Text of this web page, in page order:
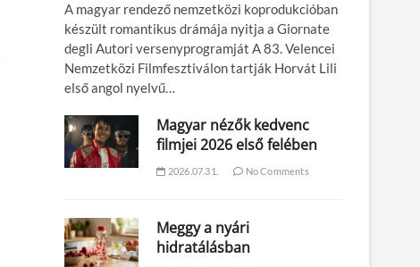
A magyar rendező nemzetközi koprodukcióban
készült romantikus drámája nyitja a Giornate
degli Autori versenyprogramját A 83. Velencei
Nemzetközi Filmfesztiválon tartják Horvát Lili
első angol nyelvű…
Magyar nézők kedvenc
filmjei 2026 első felében
2026.07.31. No Comments
Meggy a nyári
hidratálásban